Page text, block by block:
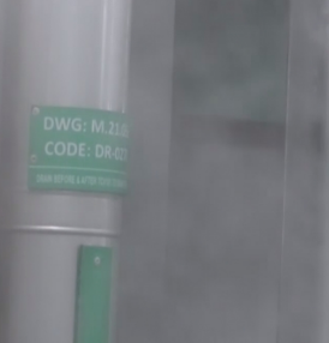
gì
gia đình
khác